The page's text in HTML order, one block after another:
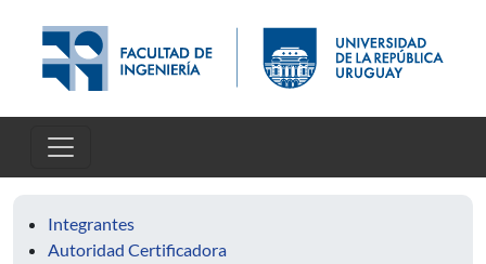
Integrantes
Autoridad Certificadora